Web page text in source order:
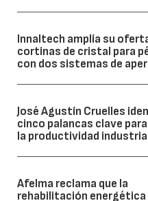
Innaltech amplía su
cortinas de cristal para
con dos sistemas de
José Agustín Cruelles
cinco palancas clave
la productividad
Afelma reclama que la
rehabilitación energética